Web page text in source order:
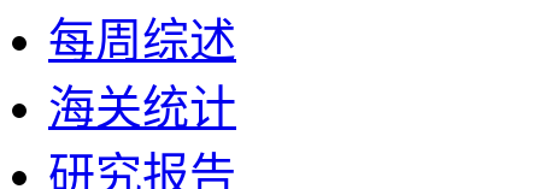
每周综述
海关统计
研究报告